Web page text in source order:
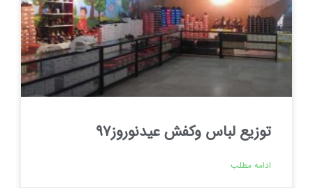
توزيع لباس وكفش عيدنوروز۹۷
ادامه مطلب